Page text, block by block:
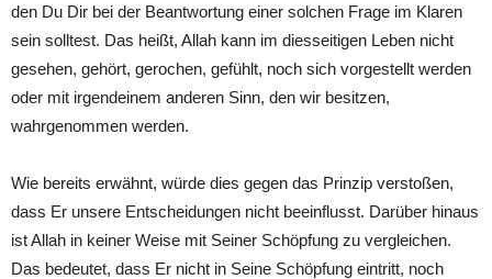
den Du Dir bei der Beantwortung einer solchen Frage im Klaren
sein solltest. Das heißt, Allah kann im diesseitigen Leben nicht
gesehen, gehört, gerochen, gefühlt, noch sich vorgestellt werden
oder mit irgendeinem anderen Sinn, den wir besitzen,
wahrgenommen werden.
Wie bereits erwähnt, würde dies gegen das Prinzip verstoßen,
dass Er unsere Entscheidungen nicht beeinflusst. Darüber hinaus
ist Allah in keiner Weise mit Seiner Schöpfung zu vergleichen.
Das bedeutet, dass Er nicht in Seine Schöpfung eintritt, noch